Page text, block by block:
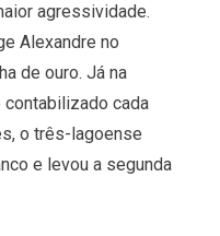
agressividade.
Alexandre no
de ouro. Já na
cada
o três-lagoense
e levou a segunda